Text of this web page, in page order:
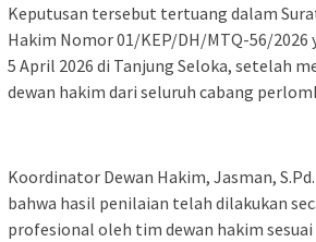
Keputusan tersebut tertuang dalam
Hakim Nomor 01/KEP/DH/MTQ-56/2026
5 April 2026 di Tanjung Seloka, setelah
dewan hakim dari seluruh cabang
Koordinator Dewan Hakim, Jasman,
bahwa hasil penilaian telah dilakukan
profesional oleh tim dewan hakim